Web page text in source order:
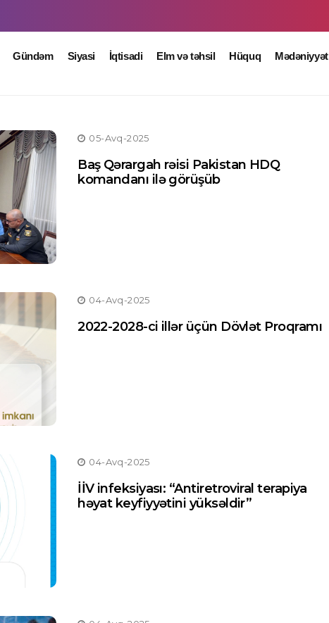
Gündəm Siyasi İqtisadi Elm və təhsil Hüquq Mədəniyyət
05-Avq-2025
Baş Qərargah rəisi Pakistan HDQ
komandanı ilə görüşüb
04-Avq-2025
2022-2028-ci illər üçün Dövlət Proqramı
04-Avq-2025
İİV infeksiyası: “Antiretroviral terapiya
həyat keyfiyyətini yüksəldir”